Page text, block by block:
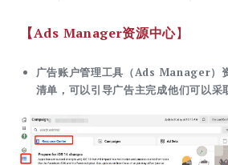
【Ads Manager资源中心】
广告账户管理工具（Ads Manager）
清单，可以引导广告主完成他们可以采